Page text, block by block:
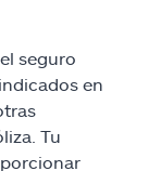
seguro
en
Tu